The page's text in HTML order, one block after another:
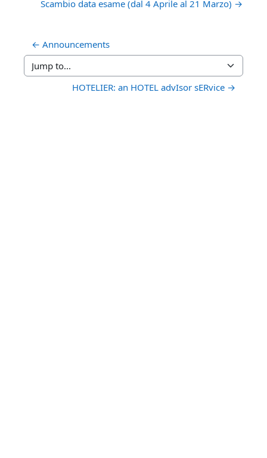
Scambio data esame (dal 4 Aprile al 21 Marzo) →
← Announcements
Jump to...
HOTELIER: an HOTEL advIsor sERvice →